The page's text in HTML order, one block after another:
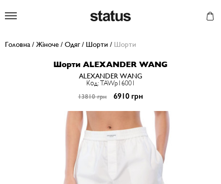
Головна / Жіноче / Одяг/ Шорти / Шорти
Шорти ALEXANDER WANG
ALEXANDER WANG
Код: TAWp16001
13810 грн 6910 грн